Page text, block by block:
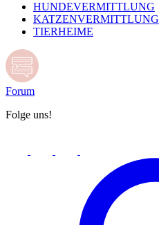
HUNDEVERMITTLUNG
KATZENVERMITTLUNG
TIERHEIME
Forum
Folge uns!